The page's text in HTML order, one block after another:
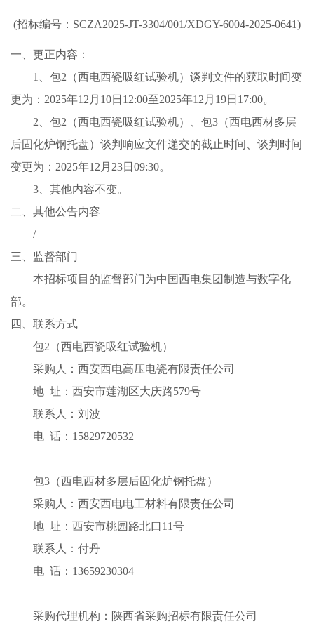
(招标编号：SCZA2025-JT-3304/001/XDGY-6004-2025-0641)
一、更正内容：
1、包2（西电西瓷吸红试验机）谈判文件的获取时间变
更为：2025年12月10日12:00至2025年12月19日17:00。
2、包2（西电西瓷吸红试验机）、包3（西电西材多层
后固化炉钢托盘）谈判响应文件递交的截止时间、谈判时间
变更为：2025年12月23日09:30。
3、其他内容不变。
二、其他公告内容
/
三、监督部门
本招标项目的监督部门为中国西电集团制造与数字化
部。
四、联系方式
包2（西电西瓷吸红试验机）
采购人：西安西电高压电瓷有限责任公司
地 址：西安市莲湖区大庆路579号
联系人：刘波
电 话：15829720532
包3（西电西材多层后固化炉钢托盘）
采购人：西安西电电工材料有限责任公司
地 址：西安市桃园路北口11号
联系人：付丹
电 话：13659230304
采购代理机构：陕西省采购招标有限责任公司